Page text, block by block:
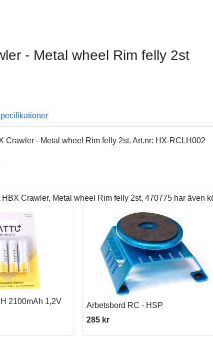
- Metal wheel Rim felly 2st
Crawler - Metal wheel Rim felly 2st. Art.nr: HX-RCLH002
HBX Crawler, Metal wheel Rim felly 2st, 470775 har även
2100mAh 1,2V
Arbetsbord RC - HSP
285 kr